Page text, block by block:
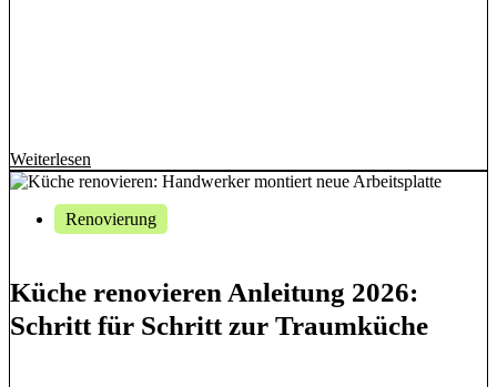
Weiterlesen
Renovierung
Küche renovieren Anleitung 2026:
Schritt für Schritt zur Traumküche